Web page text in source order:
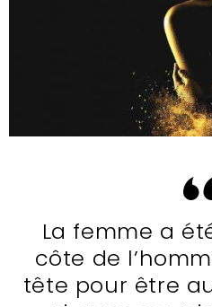
La femme a
côte de
tête pour être